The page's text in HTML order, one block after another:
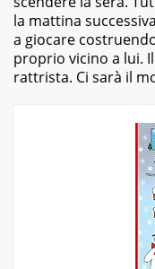
la mattina
a giocare
proprio vicino a lui.
rattrista. Ci sarà il